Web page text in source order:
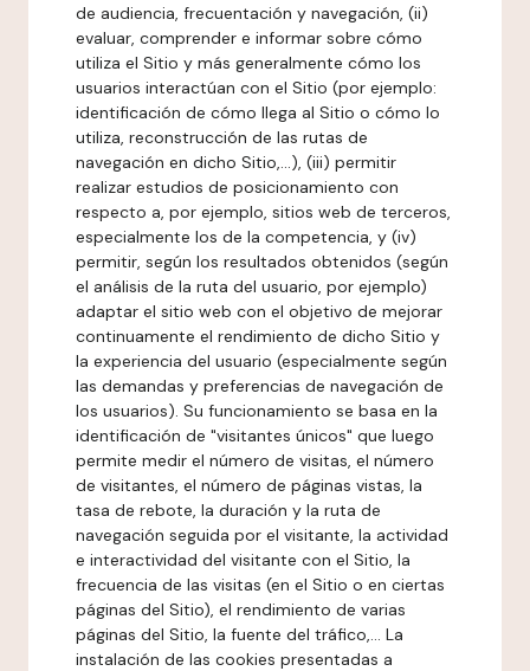
de audiencia, frecuentación y navegación, (ii)
evaluar, comprender e informar sobre cómo
utiliza el Sitio y más generalmente cómo los
usuarios interactúan con el Sitio (por ejemplo:
identificación de cómo llega al Sitio o cómo lo
utiliza, reconstrucción de las rutas de
navegación en dicho Sitio,...), (iii) permitir
realizar estudios de posicionamiento con
respecto a, por ejemplo, sitios web de terceros,
especialmente los de la competencia, y (iv)
permitir, según los resultados obtenidos (según
el análisis de la ruta del usuario, por ejemplo)
adaptar el sitio web con el objetivo de mejorar
continuamente el rendimiento de dicho Sitio y
la experiencia del usuario (especialmente según
las demandas y preferencias de navegación de
los usuarios). Su funcionamiento se basa en la
identificación de "visitantes únicos" que luego
permite medir el número de visitas, el número
de visitantes, el número de páginas vistas, la
tasa de rebote, la duración y la ruta de
navegación seguida por el visitante, la actividad
e interactividad del visitante con el Sitio, la
frecuencia de las visitas (en el Sitio o en ciertas
páginas del Sitio), el rendimiento de varias
páginas del Sitio, la fuente del tráfico,... La
instalación de las cookies presentadas a